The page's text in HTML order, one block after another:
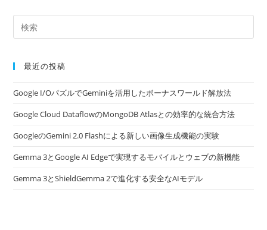
最近の投稿
Google I/OパズルでGeminiを活用したボーナスワールド解放法
Google Cloud DataflowのMongoDB Atlasとの効率的な統合方法
GoogleのGemini 2.0 Flashによる新しい画像生成機能の実験
Gemma 3とGoogle AI Edgeで実現するモバイルとウェブの新機能
Gemma 3とShieldGemma 2で進化する安全なAIモデル